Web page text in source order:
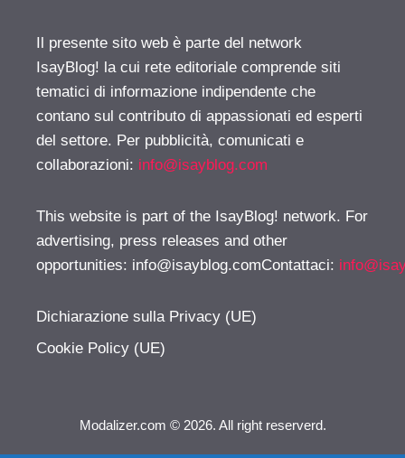
Il presente sito web è parte del network
IsayBlog! la cui rete editoriale comprende siti
tematici di informazione indipendente che
contano sul contributo di appassionati ed esperti
del settore. Per pubblicità, comunicati e
collaborazioni: info@isayblog.com
This website is part of the IsayBlog! network. For
advertising, press releases and other
opportunities: info@isayblog.comContattaci:
Dichiarazione sulla Privacy (UE)
Cookie Policy (UE)
Modalizer.com © 2026. All right reserverd.